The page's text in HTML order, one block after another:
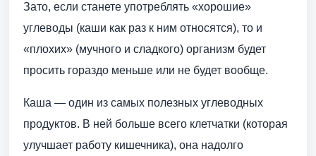
Зато, если станете употреблять «хорошие»
углеводы (каши как раз к ним относятся), то и
«плохих» (мучного и сладкого) организм будет
просить гораздо меньше или не будет вообще.
Каша — один из самых полезных углеводных
продуктов. В ней больше всего клетчатки (которая
улучшает работу кишечника), она надолго